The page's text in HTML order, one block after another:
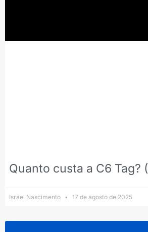
Quanto custa a C6 Tag?
Israel Nascimento 17 de agosto de 2025